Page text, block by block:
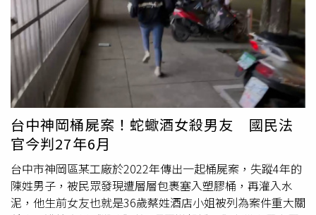
水泥攪拌器等工具都是蔡女所購買。儘管蔡女始終否認殺
人，但所有間接證據都指向她，檢方去年3月偵結，依殺
人、棄屍、偽造文書等罪嫌將其起訴。雖然檢警並未掌握蔡
女直接殺人證據，但檢察官根據蔡女閨密的1張自拍照，發
現陳男3月失蹤後，她於同年4月3日凌晨5時許出現在機
場，準備和閨密去峇里島；4分鐘後，陳男女兒收到父親傳
訊自稱要出國，還附上航班看板照，資訊和蔡女閨密照片中
的一模一樣，足證蔡女假冒男方身分傳訊給親屬。台中地院
認為，雖蔡女否認全部犯行，然被告上揭犯行，核有相關證
人證述之內容、檢察官所提出之手機通聯基地臺位置、手機
數位採證、LINE通訊軟體對話內容、汽車旅館住宿註記紀
錄、出入境資料、本票相關借貸資料等證據可資佐證，而被
台中神岡桶屍案！蛇蠍酒女殺男友 國民法
官今判27年6月
台中市神岡區某工廠於2022年傳出一起桶屍案，失蹤4年的
陳姓男子，被民眾發現遭層層包裹塞入塑膠桶，再灌入水
泥，他生前女友也就是36歲蔡姓酒店小姐被列為案件重大關